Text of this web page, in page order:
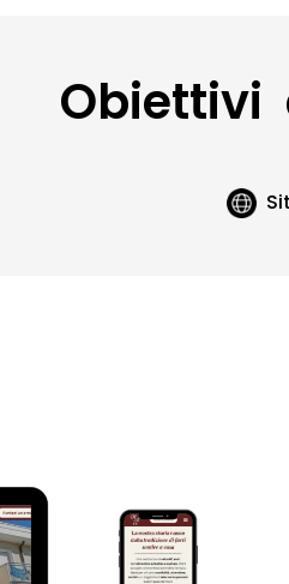
Obiettivi